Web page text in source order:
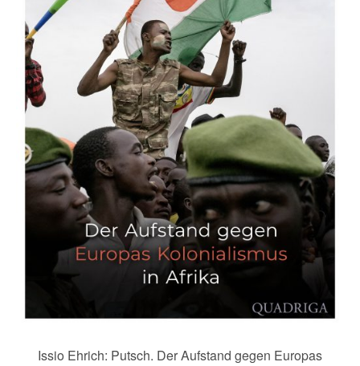
Issio Ehrich: Putsch. Der Aufstand gegen Europas